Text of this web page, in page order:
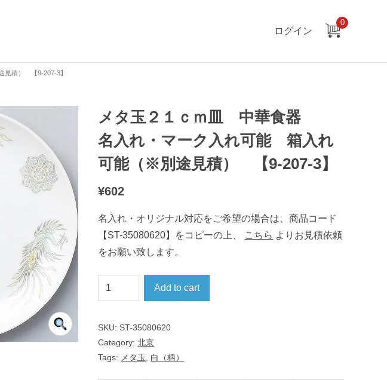
ログイン
0
積） 【9-207-3】
メタ玉２１ｃｍ皿 中華食器
名入れ・マーク入れ可能 箱入れ
可能（※別途見積） 【9-207-3】
¥602
名入れ・オリジナル対応をご希望の場合は、商品コード
【ST-35080620】をコピーの上、
こちら よりお見積依頼
をお願い致します。
メ
タ
２
Add to cart
SKU: ST-35080620
Category:北京
Tags: メタ玉 白（柄）